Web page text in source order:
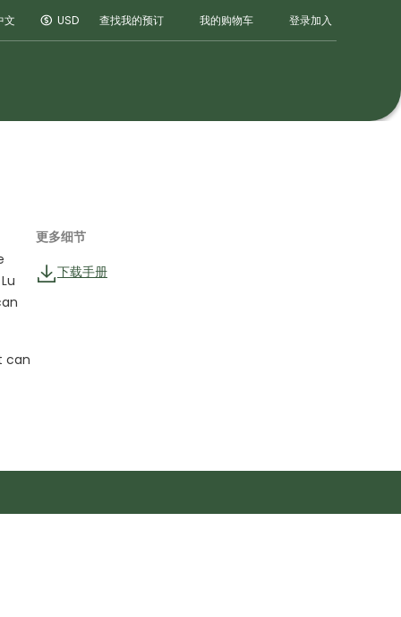
文 USD 查找我的预订 我的购物车 登录加入
can
更多细节
下载手册